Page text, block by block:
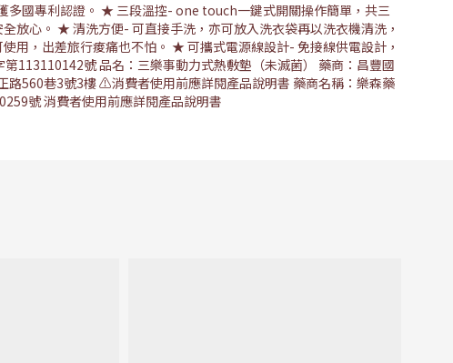
多國專利認證。 ★ 三段溫控- one touch一鍵式開關操作簡單，共三
心。 ★ 清洗方便- 可直接手洗，亦可放入洗衣袋再以洗衣機清洗，
，出差旅行痠痛也不怕。 ★ 可攜式電源線設計- 免接線供電設計，
113110142號 品名：三樂事動力式熱敷墊（未滅菌） 藥商：昌豐國
路560巷3號3樓 ⚠️消費者使用前應詳閱產品說明書 藥商名稱：樂森藥
號 消費者使用前應詳閱產品說明書